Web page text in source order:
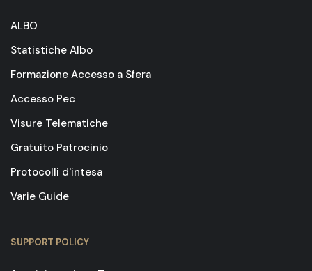
ALBO
Statistiche Albo
Formazione Accesso a Sfera
Accesso Pec
Visure Telematiche
Gratuito Patrocinio
Protocolli d'intesa
Varie Guide
SUPPORT POLICY